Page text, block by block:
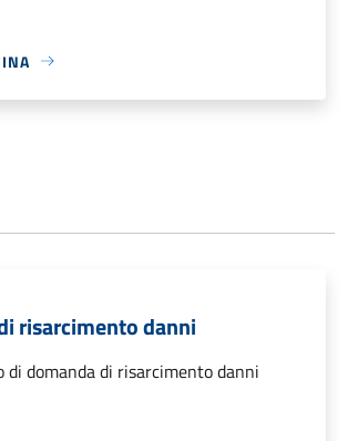
risarcimento danni
di domanda di risarcimento danni